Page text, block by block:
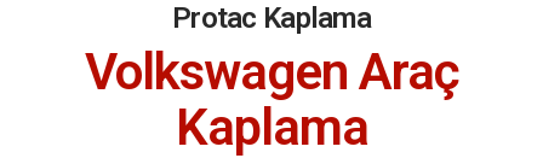
Protac Kaplama
Volkswagen Araç
Kaplama